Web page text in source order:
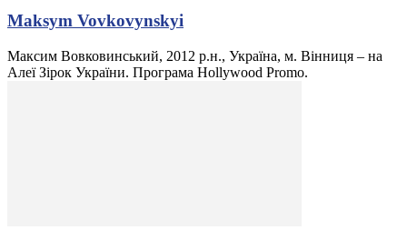
Maksym Vovkovynskyi
Максим Вовковинський, 2012 р.н., Україна, м. Вінниця – на
Алеї Зірок України. Програма Hollywood Promo.